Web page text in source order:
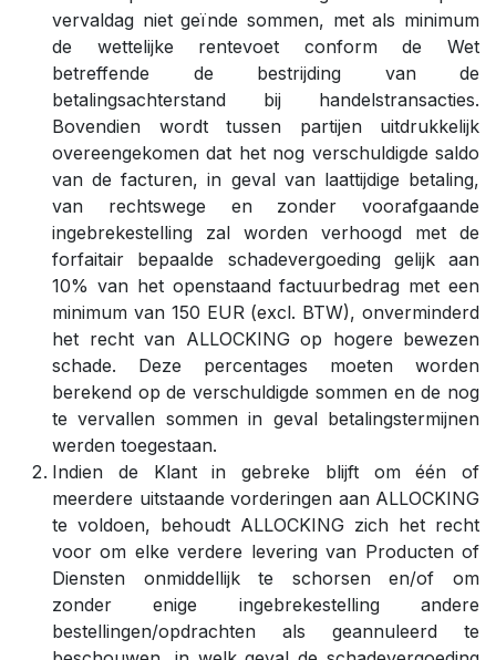
vervaldag niet geïnde sommen, met als minimum
de wettelijke rentevoet conform de Wet
betreffende de bestrijding van de
betalingsachterstand bij handelstransacties.
Bovendien wordt tussen partijen uitdrukkelijk
overeengekomen dat het nog verschuldigde saldo
van de facturen, in geval van laattijdige betaling,
van rechtswege en zonder voorafgaande
ingebrekestelling zal worden verhoogd met de
forfaitair bepaalde schadevergoeding gelijk aan
10% van het openstaand factuurbedrag met een
minimum van 150 EUR (excl. BTW), onverminderd
het recht van ALLOCKING op hogere bewezen
schade. Deze percentages moeten worden
berekend op de verschuldigde sommen en de nog
te vervallen sommen in geval betalingstermijnen
werden toegestaan.
Indien de Klant in gebreke blijft om één of
meerdere uitstaande vorderingen aan ALLOCKING
te voldoen, behoudt ALLOCKING zich het recht
voor om elke verdere levering van Producten of
Diensten onmiddellijk te schorsen en/of om
zonder enige ingebrekestelling andere
bestellingen/opdrachten als geannuleerd te